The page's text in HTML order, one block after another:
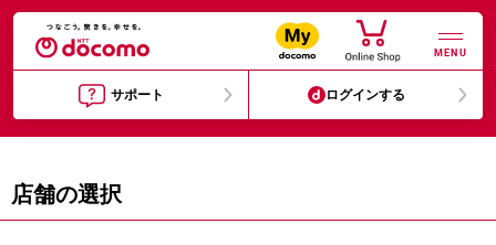
MENU
サポート ログインする
店舗の選択